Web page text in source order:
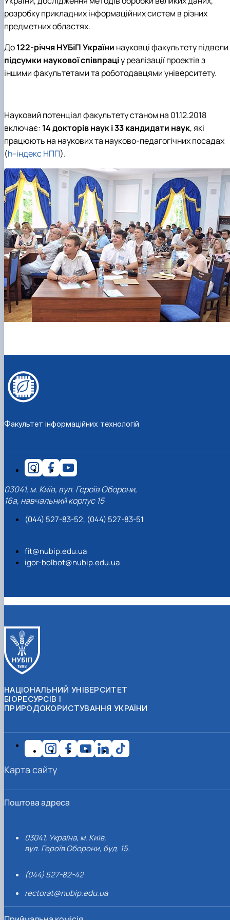
розробку прикладних інформаційних систем в різних
предметних областях.
До122-річчя НУБіП України науковці факультету підвели
підсумки наукової співпраціу реалізації проектів з
іншими факультетами та роботодавцями університету.
Науковий потенціал факультету станом на 01.12.2018
включає: 14 докторів наук і 33 кандидати наук, які
працюють на наукових та науково-педагогічних посадах
(h-індекс НПП).
Факультет інформаційних технологій
03041, м. Київ, вул. Героїв Оборони,
16а, навчальний корпус 15
(044) 527-83-52, (044) 527-83-51
fit@nubip.edu.ua
igor-bolbot@nubip.edu.ua
НАЦІОНАЛЬНИЙ УНІВЕРСИТЕТ
БІОРЕСУРСІВ І
ПРИРОДОКОРИСТУВАННЯ УКРАЇНИ
Поштова адреса
03041, Україна, м. Київ,
вул. Героїв Оборони, буд. 15.
(044) 527-82-42
rectorat@nubip.edu.ua
Карта сайту